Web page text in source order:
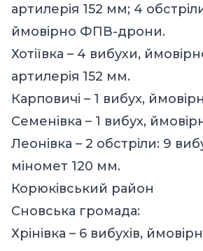
артилерія 152 мм; 4
ймовірно ФПВ-дрони.
Хотіївка – 4 вибухи,
артилерія 152 мм.
Карповичі – 1 вибух,
Семенівка – 1 вибух,
Леонівка – 2 обстріли: 9
міномет 120 мм.
Корюківський район
Сновська громада:
Хрінівка – 6 вибухів,